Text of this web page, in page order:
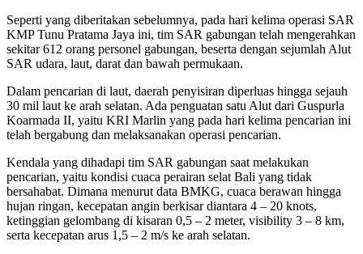
Seperti yang diberitakan sebelumnya, pada hari kelima operasi SAR
KMP Tunu Pratama Jaya ini, tim SAR gabungan telah mengerahkan
sekitar 612 orang personel gabungan, beserta dengan sejumlah Alut
SAR udara, laut, darat dan bawah permukaan.
Dalam pencarian di laut, daerah penyisiran diperluas hingga sejauh
30 mil laut ke arah selatan. Ada penguatan satu Alut dari Guspurla
Koarmada II, yaitu KRI Marlin yang pada hari kelima pencarian ini
telah bergabung dan melaksanakan operasi pencarian.
Kendala yang dihadapi tim SAR gabungan saat melakukan
pencarian, yaitu kondisi cuaca perairan selat Bali yang tidak
bersahabat. Dimana menurut data BMKG, cuaca berawan hingga
hujan ringan, kecepatan angin berkisar diantara 4 – 20 knots,
ketinggian gelombang di kisaran 0,5 – 2 meter, visibility 3 – 8 km,
serta kecepatan arus 1,5 – 2 m/s ke arah selatan.